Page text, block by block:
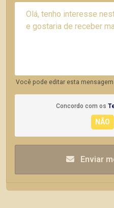
Você pode editar esta mensagem
Concordo com os
Enviar